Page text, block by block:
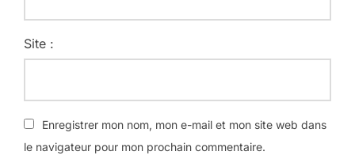
Site :
Enregistrer mon nom, mon e-mail et mon site web dans
le navigateur pour mon prochain commentaire.